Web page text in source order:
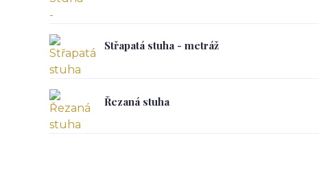
Střapatá stuha - metráž
Řezaná stuha